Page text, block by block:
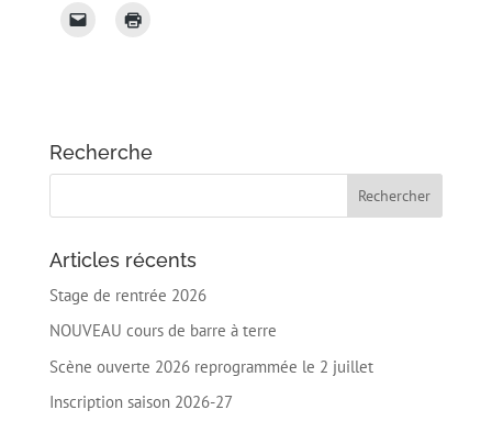
Recherche
Articles récents
Stage de rentrée 2026
NOUVEAU cours de barre à terre
Scène ouverte 2026 reprogrammée le 2 juillet
Inscription saison 2026-27